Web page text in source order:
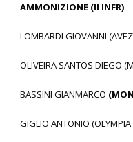
AMMONIZIONE (II INFR)
LOMBARDI GIOVANNI
OLIVEIRA SANTOS DIEGO
BASSINI GIANMARCO
GIGLIO ANTONIO